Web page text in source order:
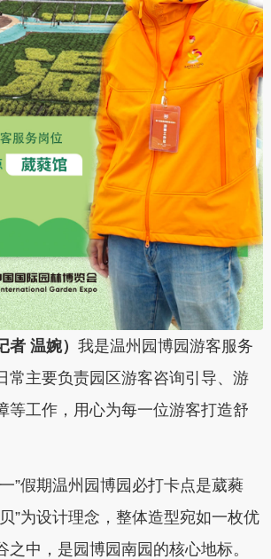
者 温婉） 我是温州园博园游客服务
常主要负责园区游客咨询引导、游
等工作，用心为每一位游客打造舒
”假期温州园博园必打卡点是葳蕤
”为设计理念，整体造型宛如一枚优
之中，是园博园南园的核心地标。